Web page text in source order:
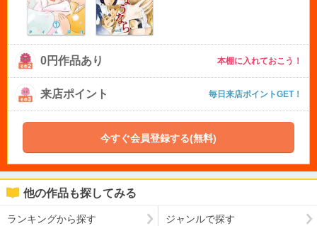
0円作品あり 本棚に入れておこう！
来店ポイント 毎日来店ポイントGET！
今すぐ会員登録する(無料)
他の作品も探してみる
ランキングから探す ジャンルで探す